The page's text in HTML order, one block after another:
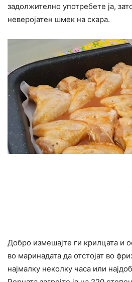
задолжително употребете ја,
неверојатен шмек на скара.
Добро измешајте ги крилцата и
во маринадата да отстојат во
најмалку неколку часа или